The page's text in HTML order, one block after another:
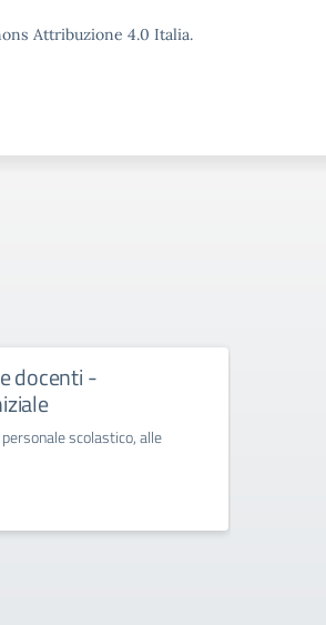
Attribuzione 4.0 Italia.
docenti -
scolastico, alle